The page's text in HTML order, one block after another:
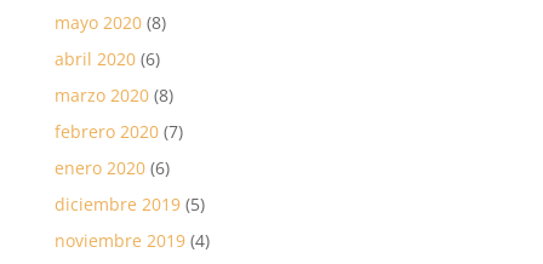
mayo 2020(8)
abril 2020(6)
marzo 2020(8)
febrero 2020(7)
enero 2020(6)
diciembre 2019(5)
noviembre 2019(4)